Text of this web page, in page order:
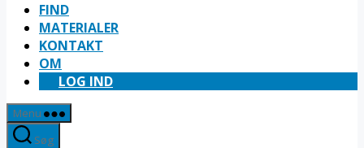
FIND
MATERIALER
KONTAKT
OM
LOG IND
Menu
Søg